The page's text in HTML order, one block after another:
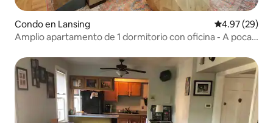
Condo en Lansing Calificación
4.97 (29)
Amplio apartamento de 1 dormitorio con oficina - A poca